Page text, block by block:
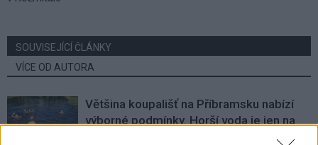
SOUVISEJÍCÍ ČLÁNKY
VÍCE OD AUTORA
Většina koupališť na Příbramsku nabízí
výborné podmínky. Horší voda je jen na